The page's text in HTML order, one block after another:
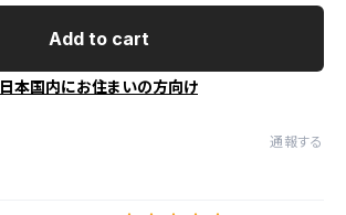
Add to cart
日本国内にお住まいの方向け
通報する